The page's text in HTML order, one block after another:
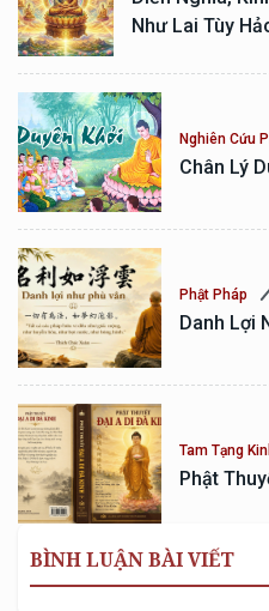
Như Lai Tùy
Nghiên Cứu
Chân Lý
Phật Pháp
Danh Lợi
Tam Tạng
Phật
BÌNH LUẬN BÀI VIẾT